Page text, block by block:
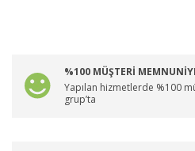
%100 MÜŞTERİ
Yapılan hizmetlerde %100
grup’ta